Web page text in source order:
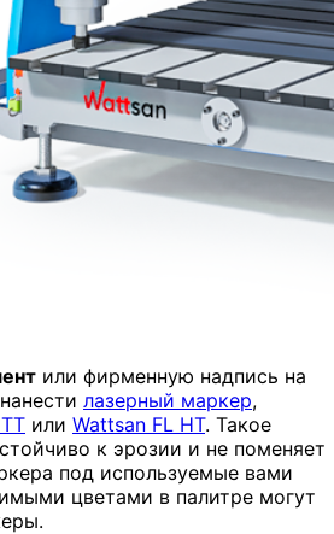
или фирменную надпись на
лазерный маркер,
или Wattsan FL HT. Такое
к эрозии и не поменяет
под используемые вами
цветами в палитре могут